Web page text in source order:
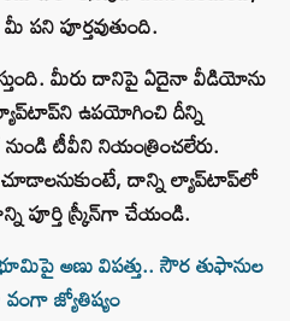
పని పూర్తవుతుంది.
మీరు దానిపై ఏదైనా వీడియోను
ఉపయోగించి దీన్ని
టీవీని నియంత్రించలేరు.
దాన్ని ల్యాప్‌టాప్‌లో
పూర్తి స్క్రీన్‌గా చేయండి.
అణు విపత్తు.. సౌర తుఫానుల
జ్యోతిష్యం